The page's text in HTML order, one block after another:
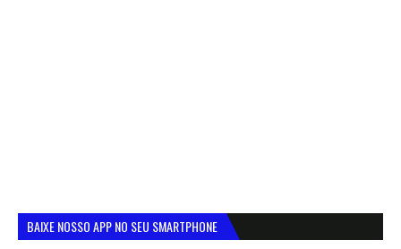
BAIXE NOSSO APP NO SEU SMARTPHONE